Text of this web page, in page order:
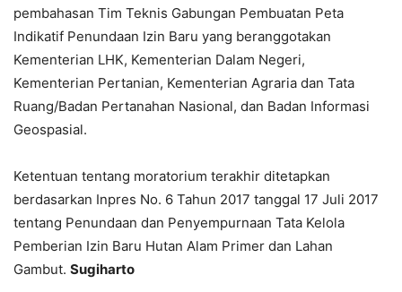
pembahasan Tim Teknis Gabungan Pembuatan Peta
Indikatif Penundaan Izin Baru yang beranggotakan
Kementerian LHK, Kementerian Dalam Negeri,
Kementerian Pertanian, Kementerian Agraria dan Tata
Ruang/Badan Pertanahan Nasional, dan Badan Informasi
Geospasial.
Ketentuan tentang moratorium terakhir ditetapkan
berdasarkan Inpres No. 6 Tahun 2017 tanggal 17 Juli 2017
tentang Penundaan dan Penyempurnaan Tata Kelola
Pemberian Izin Baru Hutan Alam Primer dan Lahan
Gambut. Sugiharto